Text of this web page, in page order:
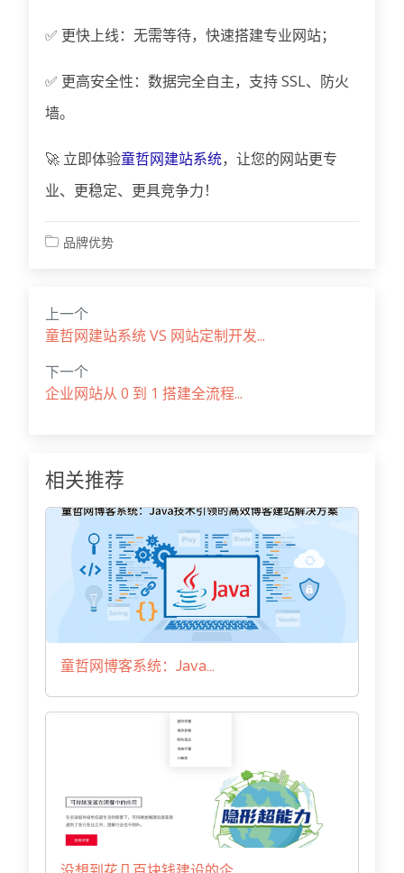
✅ 更快上线：无需等待，快速搭建专业网站；
✅ 更高安全性：数据完全自主，支持 SSL、防火
墙。
🚀 立即体验童哲网建站系统，让您的网站更专
业、更稳定、更具竞争力！
品牌优势
上一个
童哲网建站系统 VS 网站定制开发...
下一个
企业网站从 0 到 1 搭建全流程...
相关推荐
童哲网博客系统：Java...